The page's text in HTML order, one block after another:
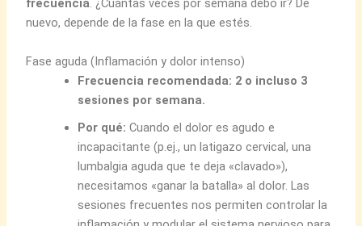
frecuencia. ¿Cuántas veces por semana debo ir? De
nuevo, depende de la fase en la que estés.
Fase aguda (Inflamación y dolor intenso)
Frecuencia recomendada: 2 o incluso 3
sesiones por semana.
Por qué: Cuando el dolor es agudo e
incapacitante (p.ej., un latigazo cervical, una
lumbalgia aguda que te deja «clavado»),
necesitamos «ganar la batalla» al dolor. Las
sesiones frecuentes nos permiten controlar la